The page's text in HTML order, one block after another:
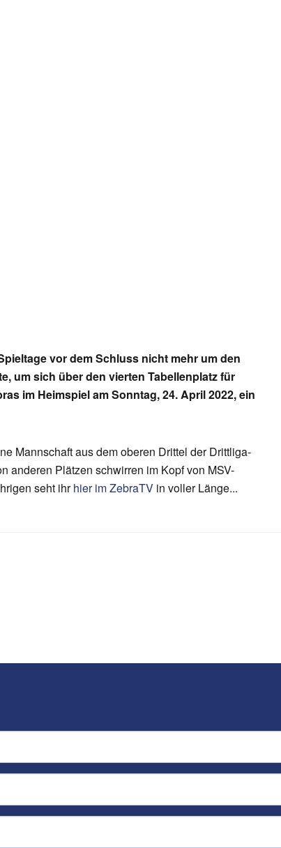
vor dem Schluss nicht mehr um den
um sich über den vierten Tabellenplatz für
im Heimspiel am Sonntag, 24. April 2022, ein
Mannschaft aus dem oberen Drittel der Drittliga-
anderen Plätzen schwirren im Kopf von MSV-
seht ihrhier im ZebraTV in voller Länge...